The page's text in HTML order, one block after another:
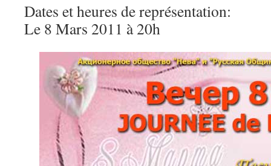
Dates et heures de représentation:
Le 8 Mars 2011 à 20h